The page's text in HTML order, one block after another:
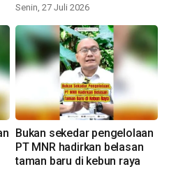
Senin, 27 Juli 2026
Bukan sekedar pengelolaan
PT MNR hadirkan belasan
taman baru di kebun raya